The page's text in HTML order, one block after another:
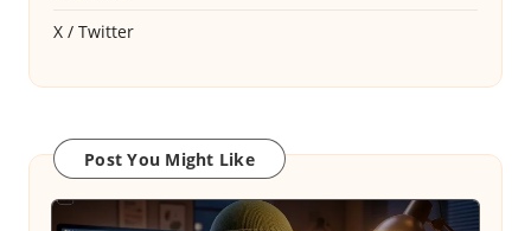
X / Twitter
Post You Might Like